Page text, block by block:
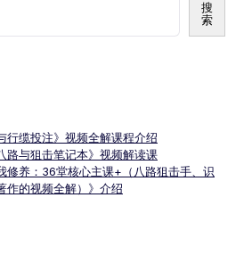
搜
索
行缆投注》视频全解课程介绍
路与狙击笔记本》视频解读课
修养：36堂核心主课+（八路狙击手、识
作的视频全解）》介绍